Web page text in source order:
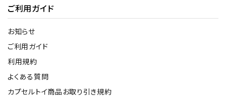
ご利用ガイド
お知らせ
ご利用ガイド
利用規約
よくある質問
カプセルトイ商品お取り引き規約